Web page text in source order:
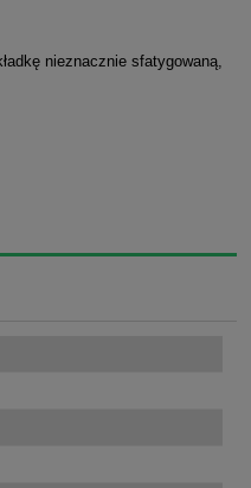
nieznacznie sfatygowaną,